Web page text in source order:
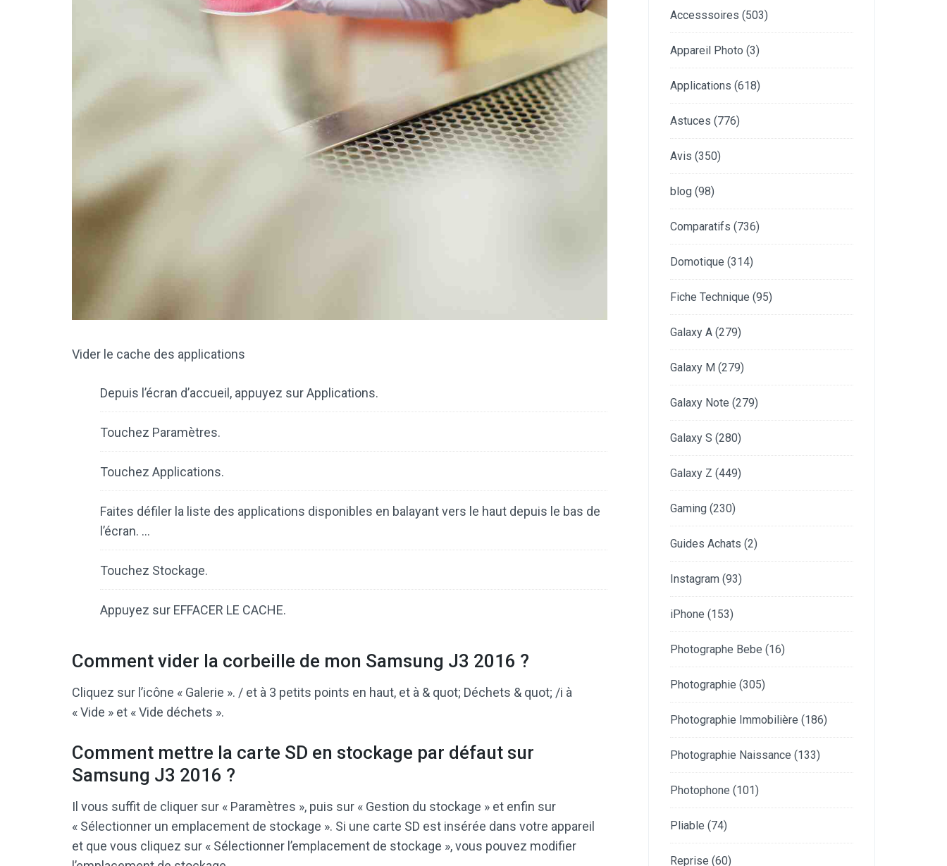
Vider le cache des applications
Depuis l’écran d’accueil, appuyez sur Applications.
Touchez Paramètres.
Touchez Applications.
Faites défiler la liste des applications disponibles en balayant vers le haut depuis le bas de
l’écran. …
Touchez Stockage.
Appuyez sur EFFACER LE CACHE.
Comment vider la corbeille de mon Samsung J3 2016 ?
Cliquez sur l’icône « Galerie ». / et à 3 petits points en haut, et à & quot; Déchets & quot; /i à
« Vide » et « Vide déchets ».
Comment mettre la carte SD en stockage par défaut sur
Samsung J3 2016 ?
Il vous suffit de cliquer sur « Paramètres », puis sur « Gestion du stockage » et enfin sur
« Sélectionner un emplacement de stockage ». Si une carte SD est insérée dans votre appareil
et que vous cliquez sur « Sélectionner l’emplacement de stockage », vous pouvez modifier
Accesssoires (503)
Appareil Photo (3)
Applications (618)
Astuces (776)
Avis (350)
blog (98)
Comparatifs (736)
Domotique (314)
Fiche Technique (95)
Galaxy A (279)
Galaxy M (279)
Galaxy Note (279)
Galaxy S (280)
Galaxy Z (449)
Gaming (230)
Guides Achats (2)
Instagram (93)
iPhone (153)
Photographe Bebe (16)
Photographie (305)
Photographie Immobilière (186)
Photographie Naissance (133)
Photophone (101)
Pliable (74)
Reprise (60)